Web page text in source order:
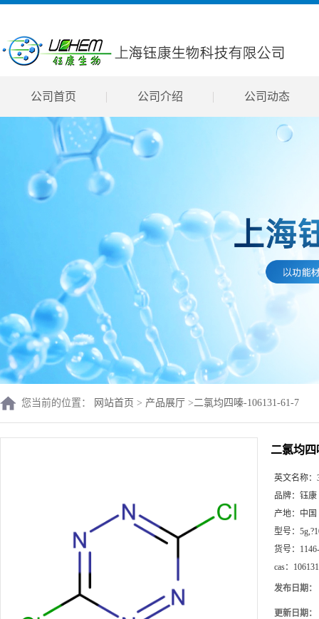
公司首页 公司介绍 公司动态
您当前的位置： 网站首页 > 产品展厅 >二氯均四嗪-106131-61-7
二氯均四
英文名称：
品牌： 钰康
产地： 中国
型号：
货号：
cas：
发布日期：
更新日期：